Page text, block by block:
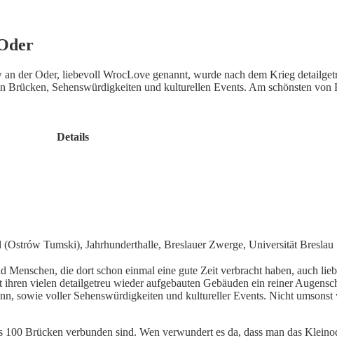
der Oder, liebevoll WrocLove genannt, wurde nach dem Krieg
Brücken, Sehenswürdigkeiten und kulturellen Events. Am schönsten von
Details
Tumski), Jahrhunderthalle, Breslauer Zwerge, Universität Breslau
die dort schon einmal eine gute Zeit verbracht haben, auch
vielen detailgetreu wieder aufgebauten Gebäuden ein reiner
sowie voller Sehenswürdigkeiten und kultureller Events. Nicht
Brücken verbunden sind. Wen verwundert es da, dass man das